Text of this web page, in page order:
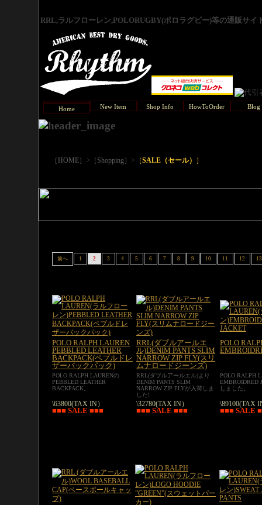
RRL,ラルフローレン,POLORUGBY(ポロラグビー)等の通販サ
Home New Item Shop Info HowToOrder Blog
［HOME］ > ［Shopping］ > ［SALE（セール） ］
前へ 1 2 3 4 5 6 7 8 9 10 11 12 13
POLO RALPH LAUREN
PEBBLED LEATHER
BACKPACK(ペブルドレ
ザーバックパック)
RRL(ダブルアールエ
ル)DENIM PANTS SLIM
NARROW ZIP FLY(スリ
ムナロードジーンズ)
POLO
POLO RALPH LAURENの
PEBBLED LEATHER
BACKPACK。
RRL(ダブルアールエル)より
DENIM PANTS SLIM
NARROW ZIP FLYが入荷しま
した!
POLO RALPH
EMBROIDRED
しました。
\63800(TAX IN）
■■■ SALE ■■■
\32780(TAX IN）
■■■ SALE ■■■
\89100(TAX
■■■ SALE